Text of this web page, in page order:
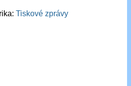
Tiskové zprávy